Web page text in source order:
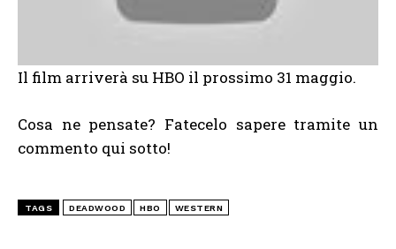
Il film arriverà su HBO il prossimo 31 maggio.
Cosa ne pensate? Fatecelo sapere tramite un
commento qui sotto!
TAGS DEADWOOD HBO WESTERN